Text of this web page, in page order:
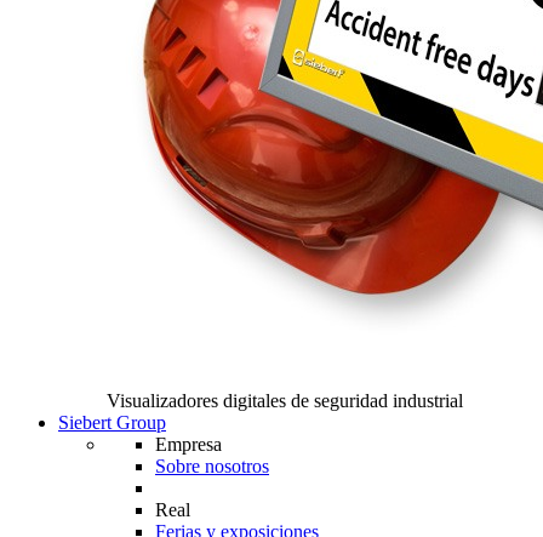
Visualizadores digitales de seguridad industrial
Siebert Group
Empresa
Sobre nosotros
Real
Ferias y exposiciones